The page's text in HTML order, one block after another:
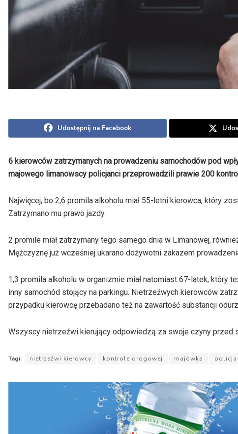
Udostępnij na Facebook
6 kierowców zatrzymanych na prowadzeniu samochodów pod
majowego limanowscy policjanci przeprowadzili prawie 200
Najwięcej, bo 2,6 promila alkoholu miał 55-letni kierowca, który
Zatrzymano mu prawo jazdy.
2 promile miał zatrzymany tego samego dnia w Limanowej,
Mężczyznę już wcześniej ukarano dożywotni zakazem
1,3 promila alkoholu w organizmie miał natomiast 67-latek, który
inny samochód stojący na parkingu. Nietrzeźwych kierowców
przypadku kierowcę przebadano też na zawartość substancji
Wszyscy nietrzeźwi kierujący odpowiedzą za swoje czyny przed
Tagi: nietrzeźwi kierowcy kontrole drogowej majówka policja